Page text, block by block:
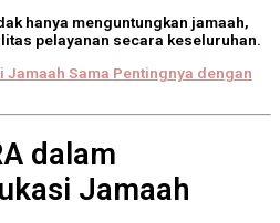
hanya menguntungkan jamaah,
pelayanan secara keseluruhan.
Jamaah Sama Pentingnya dengan
dalam
Jamaah